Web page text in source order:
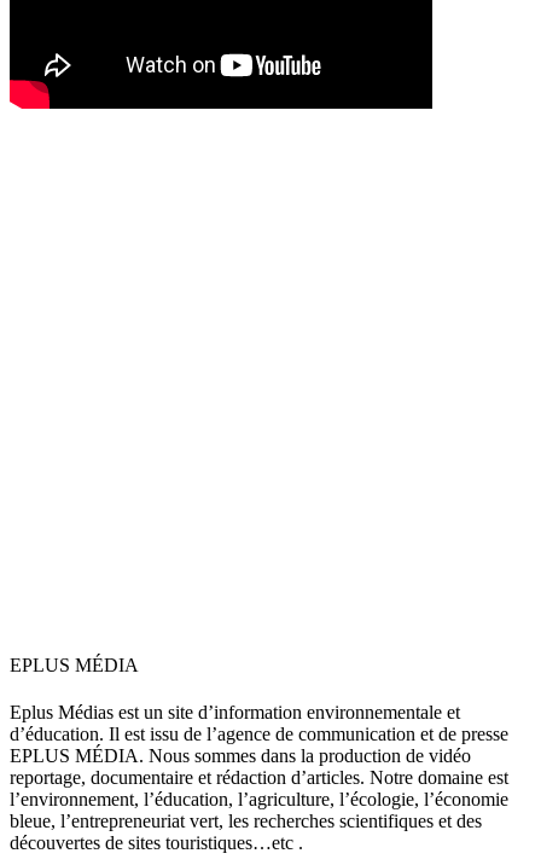
EPLUS MÉDIA
Eplus Médias est un site d’information environnementale et
d’éducation. Il est issu de l’agence de communication et de presse
EPLUS MÉDIA. Nous sommes dans la production de vidéo
reportage, documentaire et rédaction d’articles. Notre domaine est
l’environnement, l’éducation, l’agriculture, l’écologie, l’économie
bleue, l’entrepreneuriat vert, les recherches scientifiques et des
découvertes de sites touristiques…etc .